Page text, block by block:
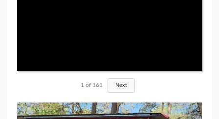
1 of 161 Next